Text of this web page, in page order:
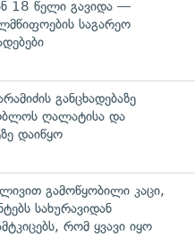
18 წელი გავიდა —
საგარეო
განცხადებაზე
ღალატისა და
დაიწყო
გამოწყობილი კაცი,
სახურავიდან
რომ ყვავი იყო